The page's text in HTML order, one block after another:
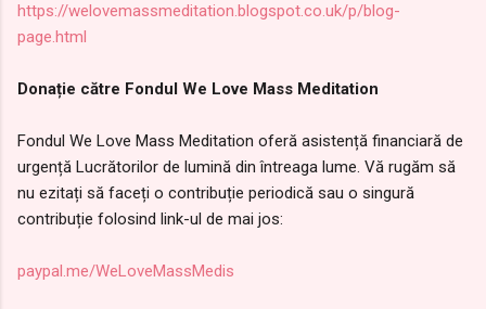
https://welovemassmeditation.blogspot.co.uk/p/blog-
page.html
Donație către Fondul We Love Mass Meditation
Fondul We Love Mass Meditation oferă asistență financiară de
urgență Lucrătorilor de lumină din întreaga lume. Vă rugăm să
nu ezitați să faceți o contribuție periodică sau o singură
contribuție folosind link-ul de mai jos:
paypal.me/WeLoveMassMedis